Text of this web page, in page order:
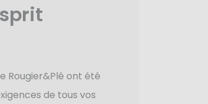
Rougier&Plé ont été
de tous vos